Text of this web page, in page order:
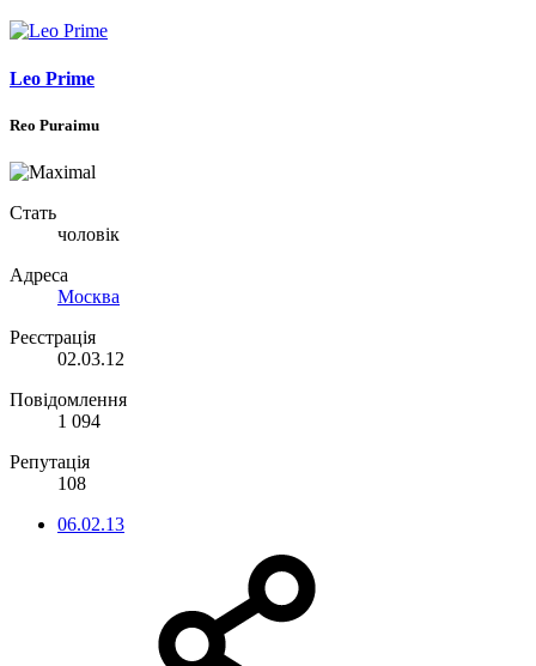
Leo Prime
Reo Puraimu
Стать
чоловік
Адреса
Москва
Реєстрація
02.03.12
Повідомлення
1 094
Репутація
108
06.02.13